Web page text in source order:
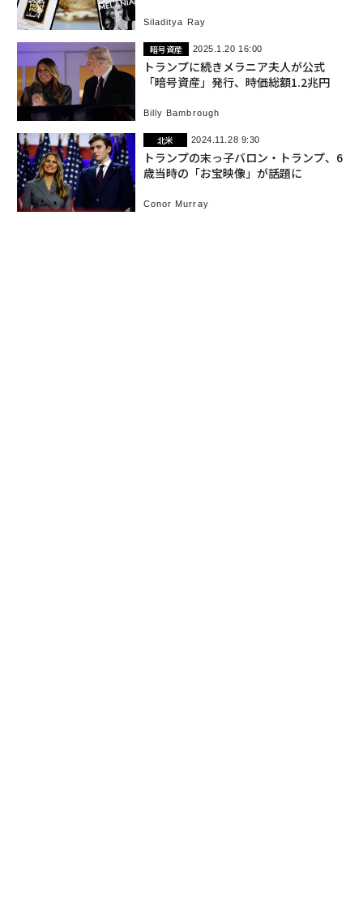
Siladitya Ray
暗号資産 2025.1.20 16:00
トランプに続きメラニア夫人が公式
「暗号資産」発行、時価総額1.2兆円
Billy Bambrough
北米 2024.11.28 9:30
トランプの末っ子バロン・トランプ、6
歳当時の「お宝映像」が話題に
Conor Murray